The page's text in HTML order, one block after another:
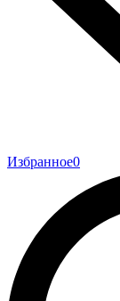
Избранное0